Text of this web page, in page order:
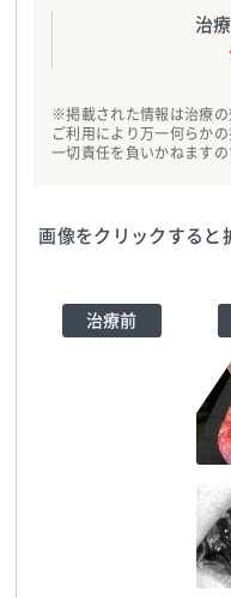
治
※掲載された情報は治療の
ご利用により万一何らか
一切責任を負いかねますの
画像をクリックすると
治療前
ヒ
ック
ヒ
ック